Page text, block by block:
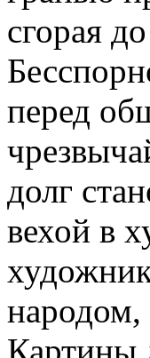
сгорая
перед
долг
вехой в
народом,
Картины